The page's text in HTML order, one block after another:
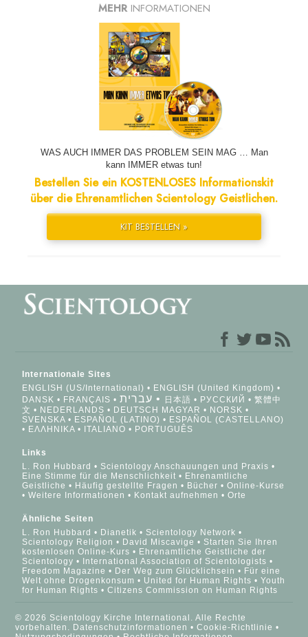
MEHR INFORMATIONEN
WAS AUCH IMMER DAS PROBLEM SEIN MAG … Man
kann IMMER etwas tun!
Bestellen Sie ein KOSTENLOSES Informationskit
über die Ehrenamtlichen Scientology Geistlichen.
KIT BESTELLEN »
Internationale Sites
ENGLISH (US/International)
ENGLISH (United Kingdom)
DANSK
FRANÇAIS עברית 日本語 РУССКИЙ
繁體中
文
NEDERLANDS DEUTSCH MAGYAR
NORSK
SVENSKA
ESPAÑOL (LATINO)
ESPAÑOL (CASTELLANO)
ΕΛΛΗΝΙΚA
ITALIANO PORTUGUÊS
Links
L. Ron Hubbard
Scientology Anschauungen und Praxis
Eine Stimme für die Menschlichkeit
Ehrenamtliche
Geistliche
Häufig gestellte Fragen Bücher
Online-Kurse
Weitere Informationen
Kontakt aufnehmen Orte
Ähnliche Seiten
L. Ron Hubbard
Dianetik
Scientology Network
Scientology Religion
David Miscavige
Starten Sie Ihren
kostenlosen Online-Kurs
Ehrenamtliche Geistliche der
Scientology
International Association of Scientologists
Freedom Magazine
Der Weg zum Glücklichsein
Für eine
Welt ohne Drogenkonsum
United for Human Rights
Youth
for Human Rights
Citizens Commission on Human Rights
© 2026 Scientology Kirche International. Alle Rechte
vorbehalten. Datenschutzinformationen •Cookie-Richtlinie •